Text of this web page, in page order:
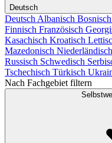
Deutsch
Deutsch Albanisch Bosnisch
Finnisch Französisch
Kasachisch Kroatisch
Mazedonisch Niederländisch
Russisch Schwedisch
Tschechisch Türkisch
Nach Fachgebiet filtern